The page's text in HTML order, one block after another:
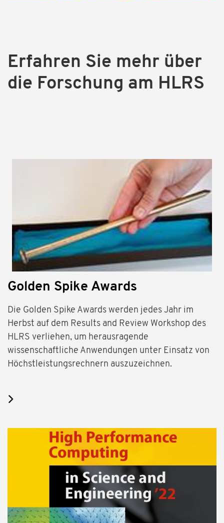
Erfahren Sie mehr über
die Forschung am HLRS
Golden Spike Awards
Die Golden Spike Awards werden jedes Jahr im
Herbst auf dem Results and Review Workshop des
HLRS verliehen, um herausragende
wissenschaftliche Anwendungen unter Einsatz von
Höchstleistungsrechnern auszuzeichnen.